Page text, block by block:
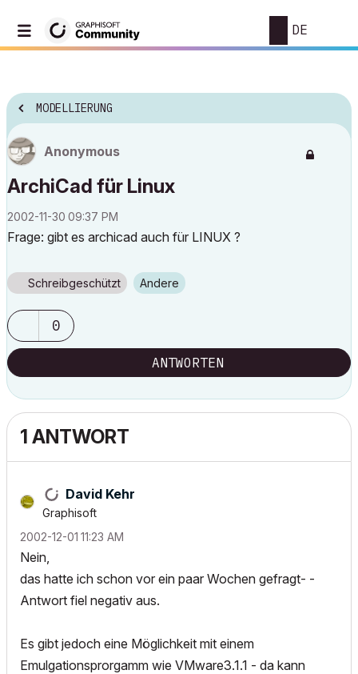
DE
MODELLIERUNG
Anonymous
ArchiCad für Linux
‎2002-11-30 09:37 PM
Frage: gibt es archicad auch für LINUX ?
Schreibgeschützt Andere
0
ANTWORTEN
1 ANTWORT
David Kehr
Graphisoft
‎2002-12-01 11:23 AM
Nein,
das hatte ich schon vor ein paar Wochen gefragt- -
Antwort fiel negativ aus.
Es gibt jedoch eine Möglichkeit mit einem
Emulgationsprorgamm wie VMware3.1.1 - da kann